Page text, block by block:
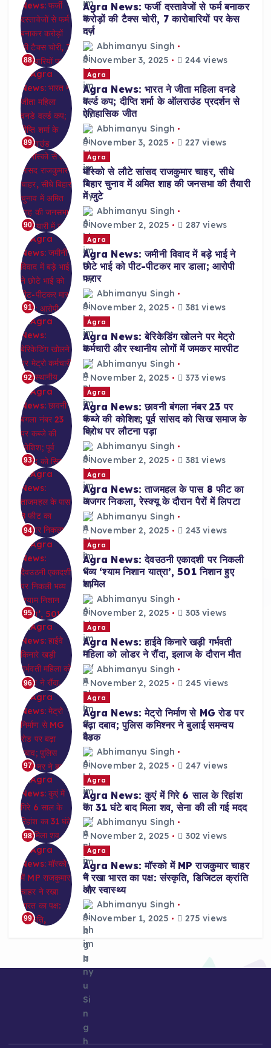
88
Agra News: फर्जी दस्तावेजों से फर्म बनाकर
करोड़ों की टैक्स चोरी, 7 कारोबारियों पर केस
दर्ज
Abhimanyu Singh
November 3, 2025
244 views
89
Agra
Agra News: भारत ने जीता महिला वनडे
वर्ल्ड कप; दीप्ति शर्मा के ऑलराउंड प्रदर्शन से
ऐतिहासिक जीत
Abhimanyu Singh
November 3, 2025
227 views
90
Agra
मॉस्को से लौटे सांसद राजकुमार चाहर, सीधे
बिहार चुनाव में अमित शाह की जनसभा की तैयारी
में जुटे
Abhimanyu Singh
November 2, 2025
287 views
91
Agra
Agra News: जमीनी विवाद में बड़े भाई ने
छोटे भाई को पीट-पीटकर मार डाला; आरोपी
फरार
Abhimanyu Singh
November 2, 2025
381 views
92
Agra
Agra News: बेरिकेडिंग खोलने पर मेट्रो
कर्मचारी और स्थानीय लोगों में जमकर मारपीट
Abhimanyu Singh
November 2, 2025
373 views
93
Agra
Agra News: छावनी बंगला नंबर 23 पर
कब्जे की कोशिश; पूर्व सांसद को सिख समाज के
विरोध पर लौटना पड़ा
Abhimanyu Singh
November 2, 2025
381 views
94
Agra
Agra News: ताजमहल के पास 8 फीट का
अजगर निकला, रेस्क्यू के दौरान पैरों में लिपटा
Abhimanyu Singh
November 2, 2025
243 views
95
Agra
Agra News: देवउठनी एकादशी पर निकली
भव्य ‘श्याम निशान यात्रा’, 501 निशान हुए
शामिल
Abhimanyu Singh
November 2, 2025
303 views
96
Agra
Agra News: हाईवे किनारे खड़ी गर्भवती
महिला को लोडर ने रौंदा, इलाज के दौरान मौत
Abhimanyu Singh
November 2, 2025
245 views
97
Agra
Agra News: मेट्रो निर्माण से MG रोड पर
बढ़ा दबाव; पुलिस कमिश्नर ने बुलाई समन्वय
बैठक
Abhimanyu Singh
November 2, 2025
247 views
98
Agra
Agra News: कुएं में गिरे 6 साल के रिहांश
का 31 घंटे बाद मिला शव, सेना की ली गई मदद
Abhimanyu Singh
November 2, 2025
302 views
99
Agra
Agra News: मॉस्को में MP राजकुमार चाहर
ने रखा भारत का पक्ष: संस्कृति, डिजिटल क्रांति
और स्वास्थ्य
Abhimanyu Singh
November 1, 2025
275 views